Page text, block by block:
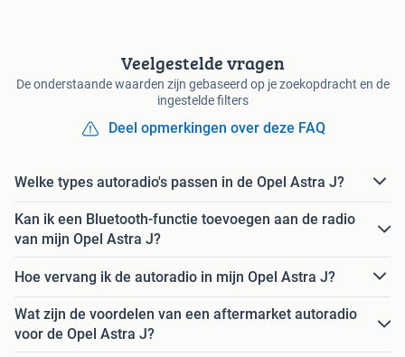
Veelgestelde vragen
De onderstaande waarden zijn gebaseerd op je zoekopdracht en de
ingestelde filters
Deel opmerkingen over deze FAQ
Welke types autoradio's passen in de Opel Astra J?
Kan ik een Bluetooth-functie toevoegen aan de radio
van mijn Opel Astra J?
Hoe vervang ik de autoradio in mijn Opel Astra J?
Wat zijn de voordelen van een aftermarket autoradio
voor de Opel Astra J?